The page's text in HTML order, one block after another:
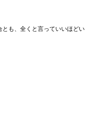
も、全くと言っていいほどい